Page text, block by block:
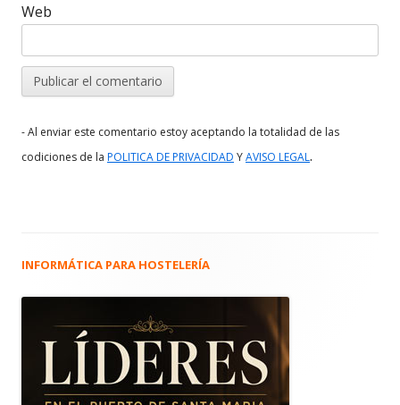
Web
- Al enviar este comentario estoy aceptando la totalidad de las
codiciones de la POLITICA DE PRIVACIDAD YAVISO LEGAL.
Barra
principal
INFORMÁTICA PARA HOSTELERÍA